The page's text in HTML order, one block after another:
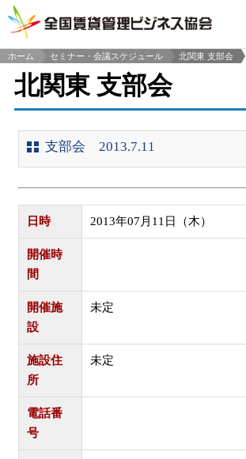
ホーム
セミナー・会議スケジュール
北関東 支部会
北関東 支部会
支部会 2013.7.11
日時 2013年07月11日（木）
開催時
間
開催施
設
未定
施設住
所
未定
電話番
号